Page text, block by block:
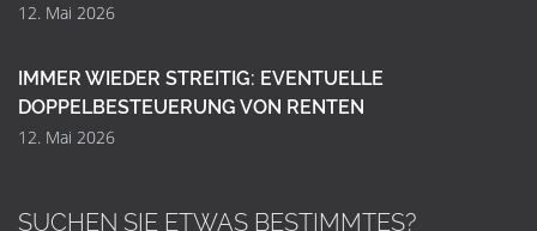
12. Mai 2026
IMMER WIEDER STREITIG: EVENTUELLE
DOPPELBESTEUERUNG VON RENTEN
12. Mai 2026
SUCHEN SIE ETWAS BESTIMMTES?